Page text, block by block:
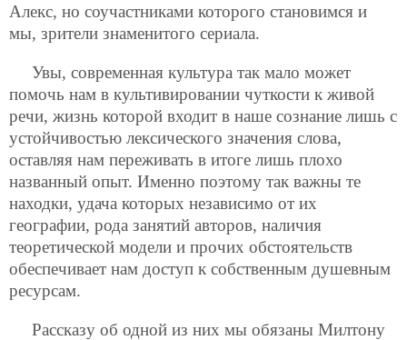
Алекс, но соучастниками которого становимся и
мы, зрители знаменитого сериала.
Увы, современная культура так мало может
помочь нам в культивировании чуткости к живой
речи, жизнь которой входит в наше сознание лишь с
устойчивостью лексического значения слова,
оставляя нам переживать в итоге лишь плохо
названный опыт. Именно поэтому так важны те
находки, удача которых независимо от их
географии, рода занятий авторов, наличия
теоретической модели и прочих обстоятельств
обеспечивает нам доступ к собственным душевным
ресурсам.
Рассказу об одной из них мы обязаны Милтону